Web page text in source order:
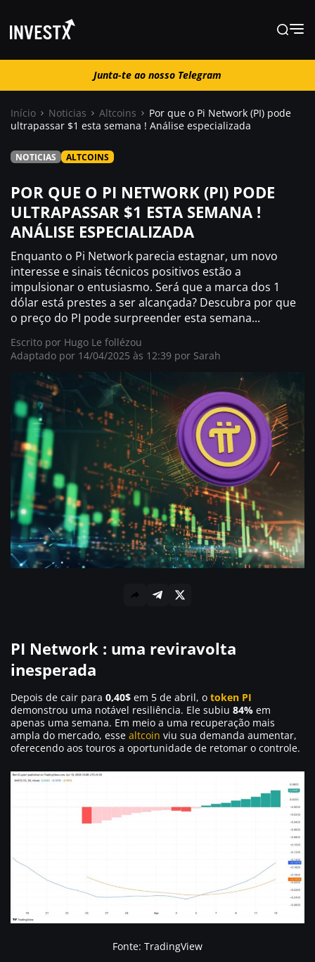
Junta-te ao nosso Telegram
Guias
Trading
Onde comprar ?
Casino
Junta-te ao nosso Telegram
Início Noticias Altcoins
Por que o Pi Network (PI) pode
ultrapassar $1 esta semana ! Análise especializada
NOTICIAS ALTCOINS
POR QUE O PI NETWORK (PI) PODE
ULTRAPASSAR $1 ESTA SEMANA !
ANÁLISE ESPECIALIZADA
Enquanto o Pi Network parecia estagnar, um novo
interesse e sinais técnicos positivos estão a
impulsionar o entusiasmo. Será que a marca dos 1
dólar está prestes a ser alcançada? Descubra por que
o preço do PI pode surpreender esta semana...
Escrito por Hugo Le follézou
Adaptado por 14/04/2025 às 12:39 por Sarah
PI Network : uma reviravolta
inesperada
Depois de cair para 0,40$ em 5 de abril, o token PI
demonstrou uma notável resiliência. Ele subiu 84% em
apenas uma semana. Em meio a uma recuperação mais
ampla do mercado, esse altcoin viu sua demanda aumentar,
oferecendo aos touros a oportunidade de retomar o controle.
Fonte: TradingView